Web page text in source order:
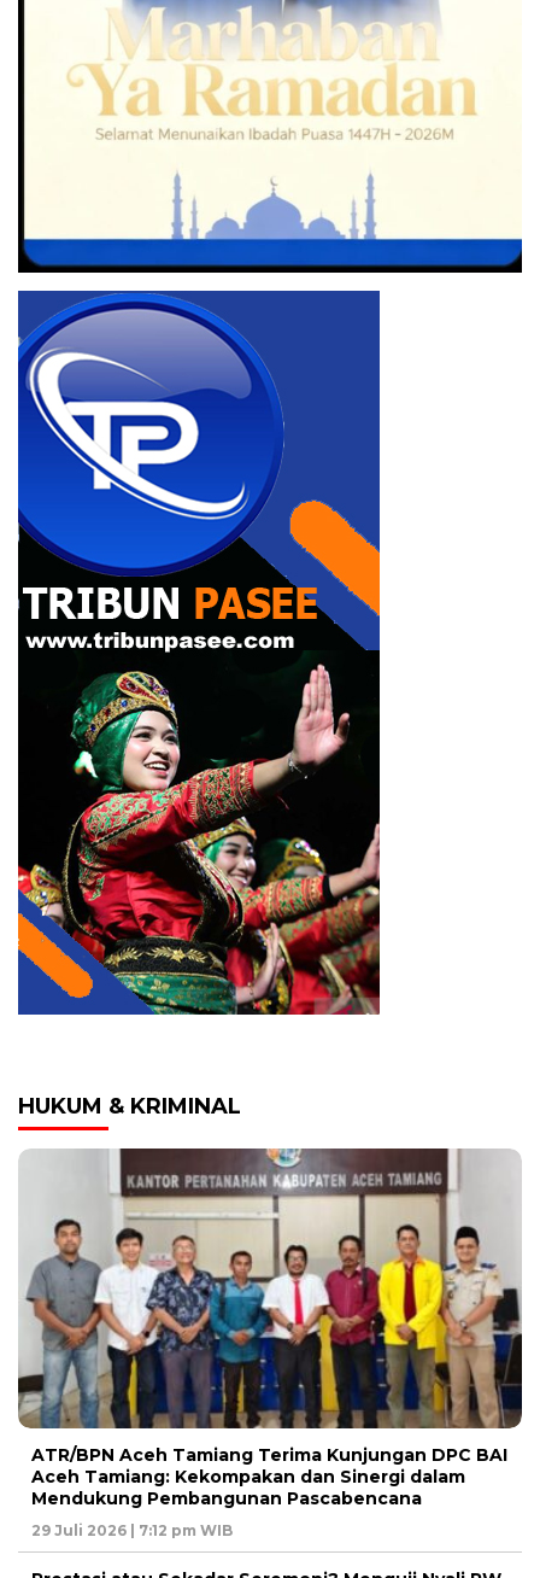
HUKUM & KRIMINAL
ATR/BPN Aceh Tamiang Terima Kunjungan DPC BAI
Aceh Tamiang: Kekompakan dan Sinergi dalam
Mendukung Pembangunan Pascabencana
29 Juli 2026 | 7:12 pm WIB